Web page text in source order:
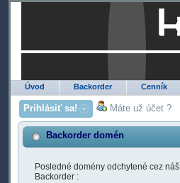
Úvod Backorder Cenník
Prihlásiť sa! Máte už účet ?
Backorder domén
Posledné domény odchytené cez náš
Backorder :